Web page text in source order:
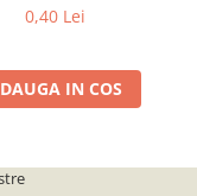
0,40 Lei
IN COS